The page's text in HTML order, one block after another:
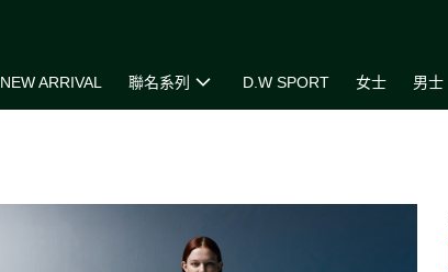
NEW ARRIVAL 聯名系列 D.W SPORT 女士 男士